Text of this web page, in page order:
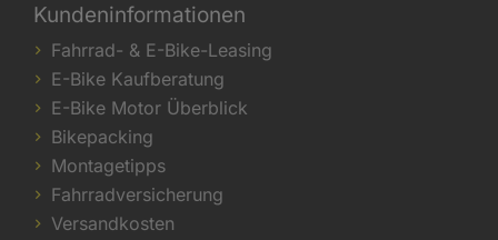
Kundeninformationen
Fahrrad- & E-Bike-Leasing
E-Bike Kaufberatung
E-Bike Motor Überblick
Bikepacking
Montagetipps
Fahrradversicherung
Versandkosten